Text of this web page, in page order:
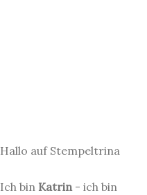
Hallo auf Stempeltrina
Ich bin Katrin- ich bin